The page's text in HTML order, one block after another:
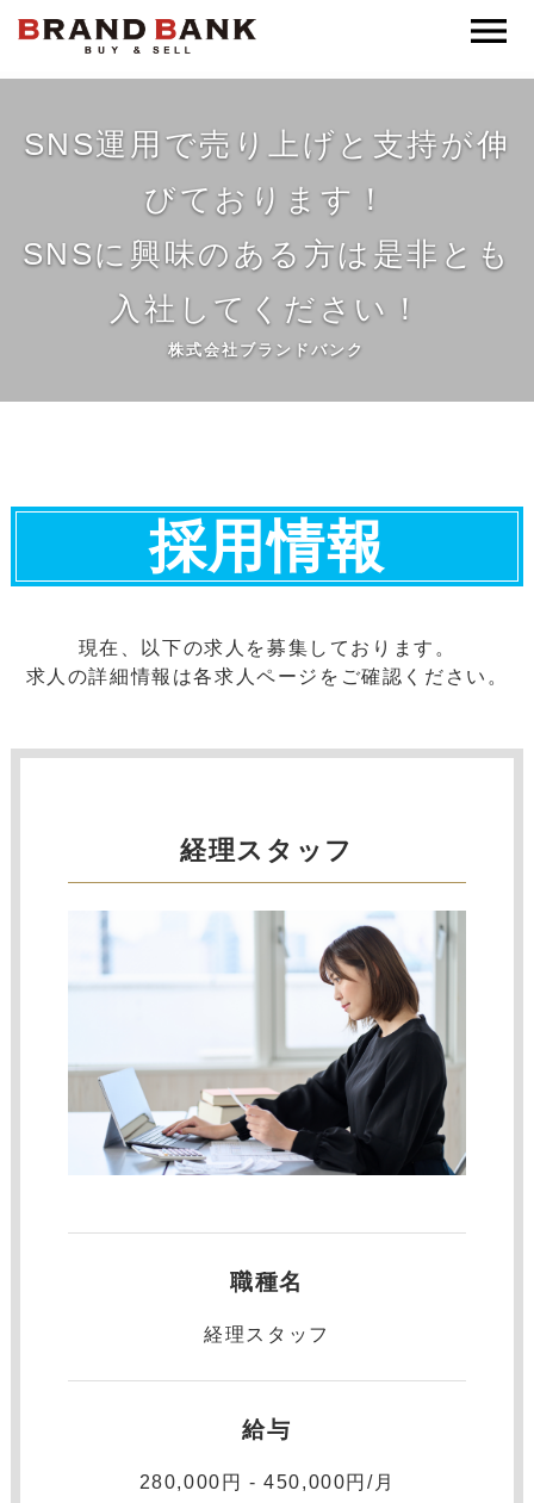
ブランドバンク公式
SNS運用で売り上げと支持が伸
びております！
SNSに興味のある方は是非とも
入社してください！
株式会社ブランドバンク
採用情報
現在、以下の求人を募集しております。
求人の詳細情報は各求人ページをご確認ください。
経理スタッフ
職種名
経理スタッフ
給与
280,000円 - 450,000円/月